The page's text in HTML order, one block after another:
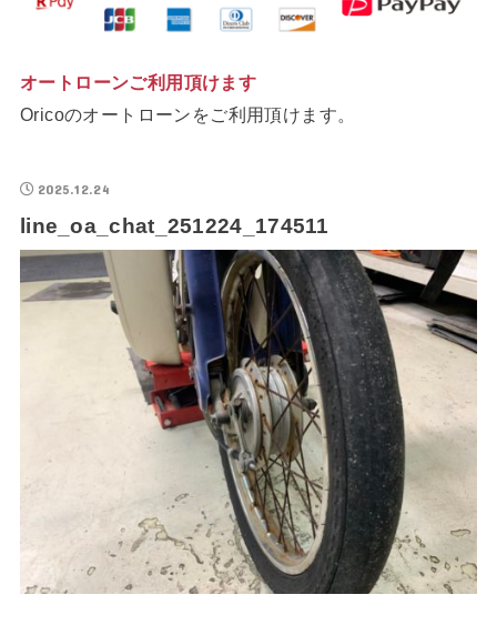
オートローンご利用頂けます
Oricoのオートローンをご利用頂けます。
2025.12.24
line_oa_chat_251224_174511